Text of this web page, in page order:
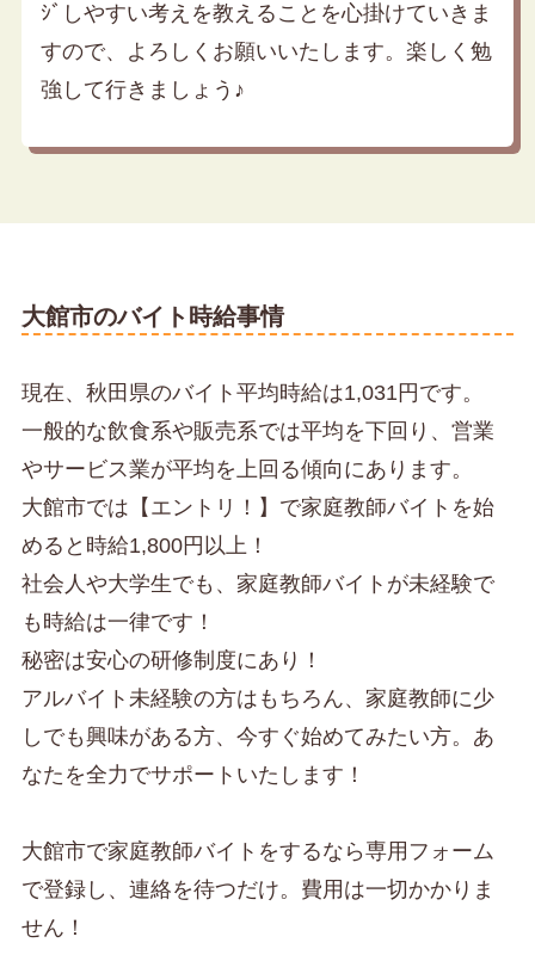
ｼﾞしやすい考えを教えることを心掛けていきま
すので、よろしくお願いいたします。楽しく勉
強して行きましょう♪
大館市のバイト時給事情
現在、秋田県のバイト平均時給は1,031円です。
一般的な飲食系や販売系では平均を下回り、営業
やサービス業が平均を上回る傾向にあります。
大館市では【エントリ！】で家庭教師バイトを始
めると時給1,800円以上！
社会人や大学生でも、家庭教師バイトが未経験で
も時給は一律です！
秘密は安心の研修制度にあり！
アルバイト未経験の方はもちろん、家庭教師に少
しでも興味がある方、今すぐ始めてみたい方。あ
なたを全力でサポートいたします！
大館市で家庭教師バイトをするなら専用フォーム
で登録し、連絡を待つだけ。費用は一切かかりま
せん！